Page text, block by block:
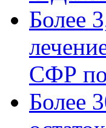
Более
СФР по
Более